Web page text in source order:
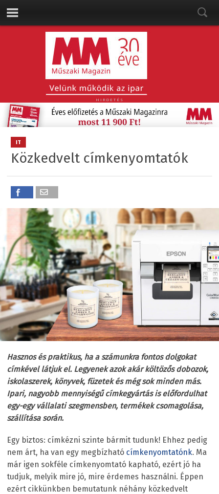
HIRDETÉS
IT
Közkedvelt címkenyomtatók
Hasznos és praktikus, ha a számunkra fontos dolgokat
címkével látjuk el. Legyenek azok akár költözős dobozok,
iskolaszerek, könyvek, füzetek és még sok minden más.
Ipari, nagyobb mennyiségű címkegyártás is előfordulhat
egy-egy vállalati szegmensben, termékek csomagolása,
szállítása során.
Egy biztos: címkézni szinte bármit tudunk! Ehhez pedig
nem árt, ha van egy megbízható címkenyomtatónk. Ma
már igen sokféle címkenyomtató kapható, ezért jó ha
tudjuk, melyik mire jó, mire érdemes használni. Éppen
ezért cikkünkben bemutatunk néhány közkedvelt